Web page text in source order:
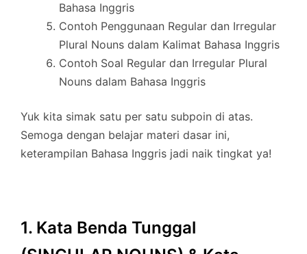
Bahasa Inggris
Contoh Penggunaan Regular dan Irregular
Plural Nouns dalam Kalimat Bahasa Inggris
Contoh Soal Regular dan Irregular Plural
Nouns dalam Bahasa Inggris
Yuk kita simak satu per satu subpoin di atas.
Semoga dengan belajar materi dasar ini,
keterampilan Bahasa Inggris jadi naik tingkat ya!
1. Kata Benda Tunggal